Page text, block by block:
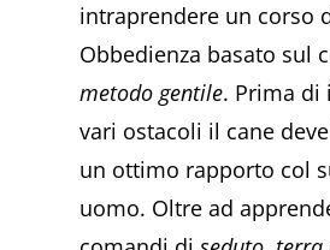
intraprendere un corso
Obbedienza basato sul
metodo gentile. Prima di
vari ostacoli il cane
un ottimo rapporto col
uomo. Oltre ad